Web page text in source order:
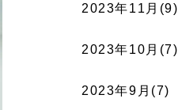
2023年11月(9)
2023年10月(7)
2023年9月(7)